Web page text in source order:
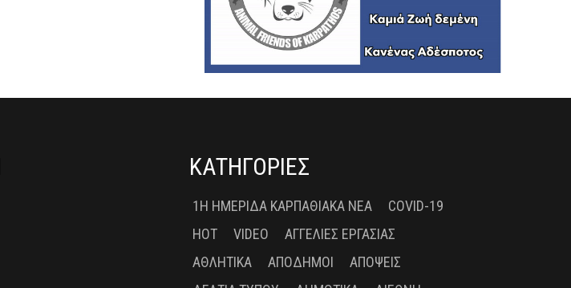
ΚΑΤΗΓΟΡΙΕΣ
1Η ΗΜΕΡΊΔΑ ΚΑΡΠΑΘΙΑΚΆ ΝΈΑ
COVID-19
HOT
VIDEO
ΑΓΓΕΛΊΕΣ ΕΡΓΑΣΊΑΣ
ΑΘΛΗΤΙΚΆ
ΑΠΌΔΗΜΟΙ
ΑΠΌΨΕΙΣ